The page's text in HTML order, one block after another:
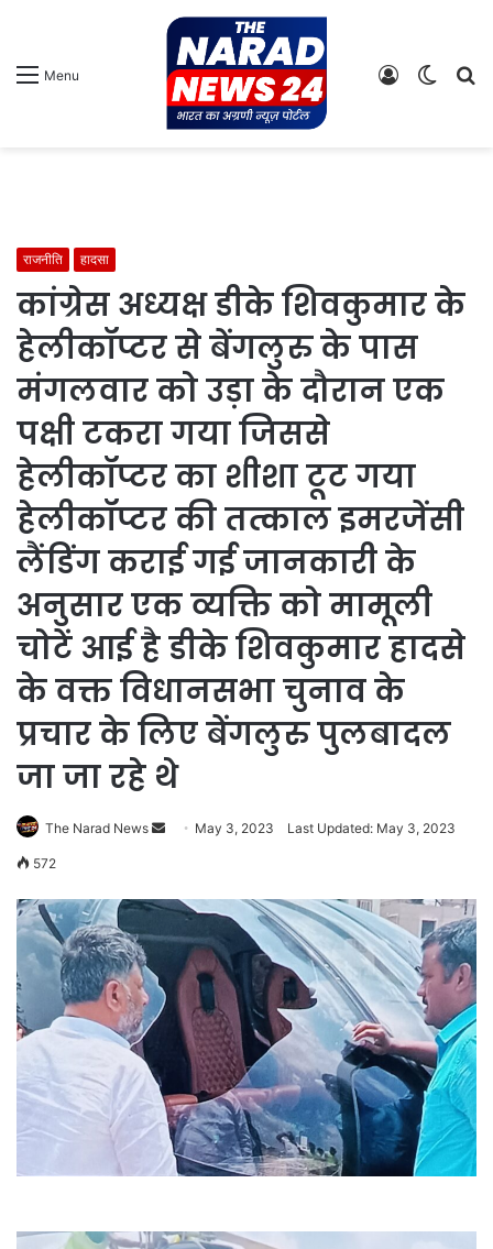
Menu
Switch
Log
राजनीति हादसा
कांग्रेस अध्यक्ष डीके शिवकुमार के
हेलीकॉप्टर से बेंगलुरु के पास
मंगलवार को उड़ा के दौरान एक
पक्षी टकरा गया जिससे
हेलीकॉप्टर का शीशा टूट गया
हेलीकॉप्टर की तत्काल इमरजेंसी
लैंडिंग कराई गई जानकारी के
अनुसार एक व्यक्ति को मामूली
चोटें आई है डीके शिवकुमार हादसे
के वक्त विधानसभा चुनाव के
प्रचार के लिए बेंगलुरु पुलबादल
जा जा रहे थे
The Narad News
Send May 3, 2023 Last Updated: May 3, 2023
572